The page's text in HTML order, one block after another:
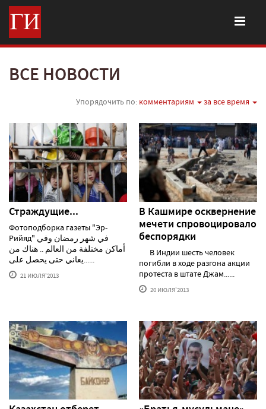
ВСЕ НОВОСТИ
Упорядочить по: комментариям за все время
Страждущие...
Фотоподборка газеты "Эр-
Рийяд" في شهر رمضان وفي
أماكن مختلفة من العالم .. هناك من
يعاني حتى يحصل على......
21 ИЮЛЯ'2013
В Кашмире осквернение
мечети спровоцировало
беспорядки
В Индии шесть человек
погибли в ходе разгона акции
протеста в штате Джам......
20 ИЮЛЯ'2013